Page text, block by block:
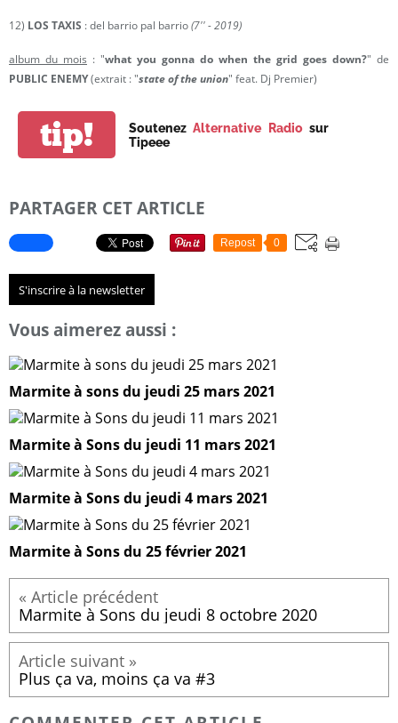
12) LOS TAXIS : del barrio pal barrio(7'' - 2019)
album du mois : "what you gonna do when the grid goes down?" de
PUBLIC ENEMY(extrait : "state of the union" feat. Dj Premier)
tip! SoutenezAlternative Radiosur
Tipeee
PARTAGER CET ARTICLE
Repost 0
S'inscrire à la newsletter
Vous aimerez aussi :
Marmite à sons du jeudi 25 mars 2021
Marmite à Sons du jeudi 11 mars 2021
Marmite à Sons du jeudi 4 mars 2021
Marmite à Sons du 25 février 2021
Marmite à Sons du jeudi 8 octobre 2020
Plus ça va, moins ça va #3